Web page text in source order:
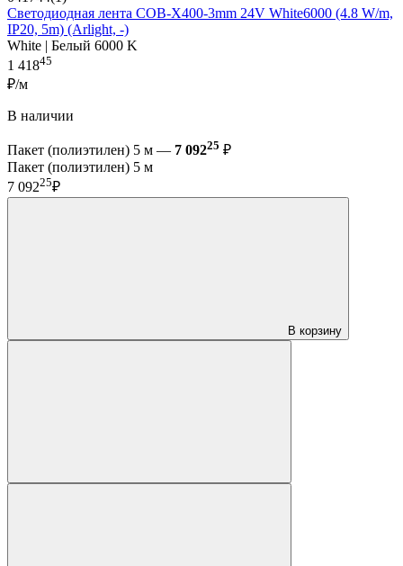
Светодиодная лента COB-X400-3mm 24V White6000 (4.8 W/m,
IP20, 5m) (Arlight, -)
White | Белый 6000 K
1 41845
₽/м
В наличии
Пакет (полиэтилен) 5 м — 7 09225 ₽
Пакет (полиэтилен) 5 м
7 09225₽
В корзину